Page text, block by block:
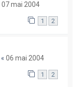
07 mai 2004
1 2
« 06 mai 2004
1 2